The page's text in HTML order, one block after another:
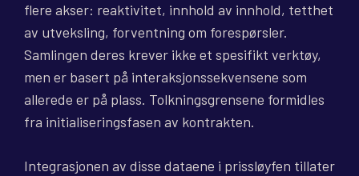
flere akser: reaktivitet, innhold av innhold, tetthet
av utveksling, forventning om forespørsler.
Samlingen deres krever ikke et spesifikt verktøy,
men er basert på interaksjonssekvensene som
allerede er på plass. Tolkningsgrensene formidles
fra initialiseringsfasen av kontrakten.
Integrasjonen av disse dataene i prissløyfen tillater